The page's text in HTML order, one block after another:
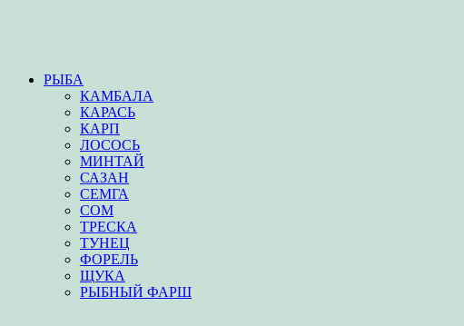
РЫБА
КАМБАЛА
КАРАСЬ
КАРП
ЛОСОСЬ
МИНТАЙ
САЗАН
СЕМГА
СОМ
ТРЕСКА
ТУНЕЦ
ФОРЕЛЬ
ЩУКА
РЫБНЫЙ ФАРШ